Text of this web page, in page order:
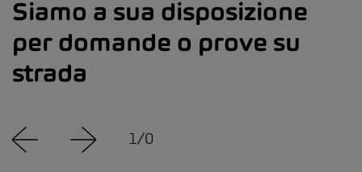
Siamo a sua disposizione
per domande o prove su
strada
1/0